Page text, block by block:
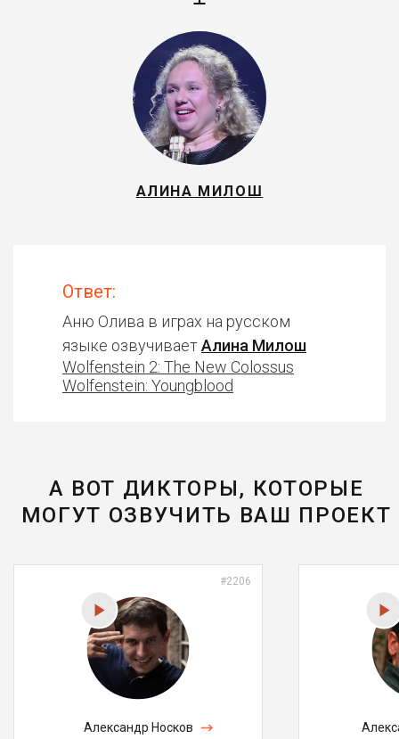
АЛИНА МИЛОШ
Ответ:
Аню Олива в играх на русском
языке озвучиваетАлина Милош
Wolfenstein 2: The New Colossus
Wolfenstein: Youngblood
А ВОТ ДИКТОРЫ, КОТОРЫЕ
МОГУТ ОЗВУЧИТЬ ВАШ ПРОЕКТ
#2206
Александр Носков